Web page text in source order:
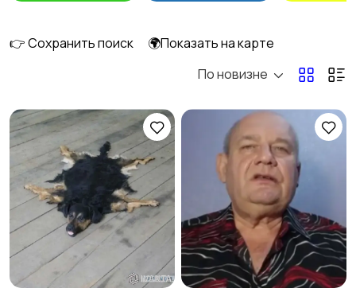
Автоуслуги Ремонт техники
Организация
праздников
Фото- и видеосъемка
👉 Сохранить поиск
🌍Показать на карте
По новизне